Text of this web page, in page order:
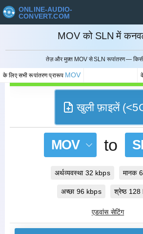
ONLINE-AUDIO-
CONVERT.COM
MOV को SLN में
तेज़ और मुफ़्त MOV से SLN रूपांतरण — किसी
के लिए सभी रूपांतरण प्रारूप MOV
रद्द करना
खुली फ़ाइलें
MOV to
अर्थव्यवस्था 32 kbps मानक
अच्छा 96 kbps श्रेष्ठ
एडवांस सेटिंग